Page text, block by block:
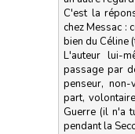
C'est la
chez Messac :
bien du Céline
L'auteur lui-
passage par
penseur,
part,
Guerre (il n'a
pendant la